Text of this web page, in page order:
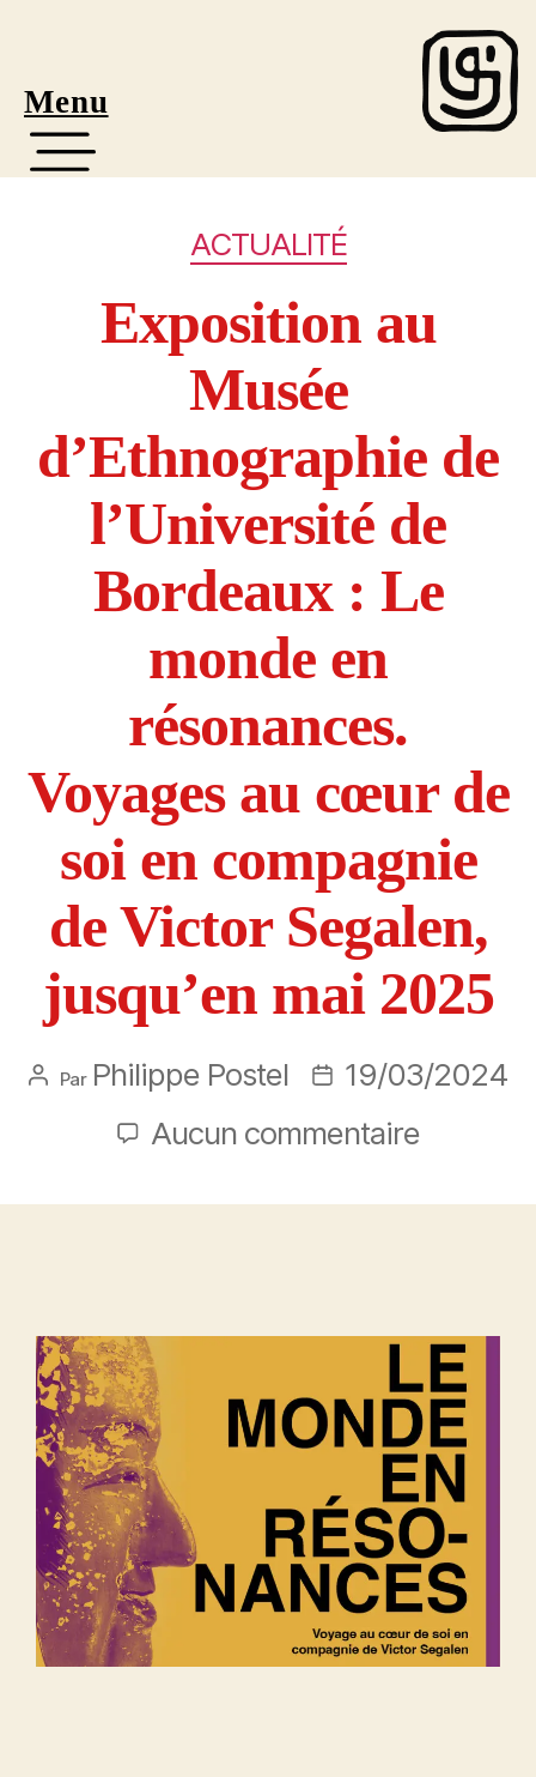
Menu
ACTUALITÉ
Exposition au
Musée
d’Ethnographie de
l’Université de
Bordeaux : Le
monde en
résonances.
Voyages au cœur de
soi en compagnie
de Victor Segalen,
jusqu’en mai 2025
Par Philippe Postel
19/03/2024
Aucun commentaire